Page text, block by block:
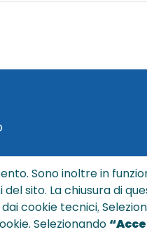
DI VENDITA
Sono inoltre in
sito. La chiusura di
cookie tecnici.
Selezionando